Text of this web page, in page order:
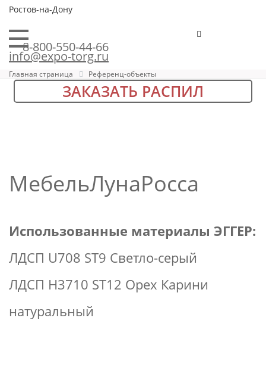
Ростов-на-Дону
8-800-550-44-66
info@expo-torg.ru
Главная страница Референц-объекты
ЗАКАЗАТЬ РАСПИЛ
МебельЛунаРосса
Использованные материалы ЭГГЕР:
ЛДСП U708 ST9 Светло-серый
ЛДСП H3710 ST12 Орех Карини
натуральный